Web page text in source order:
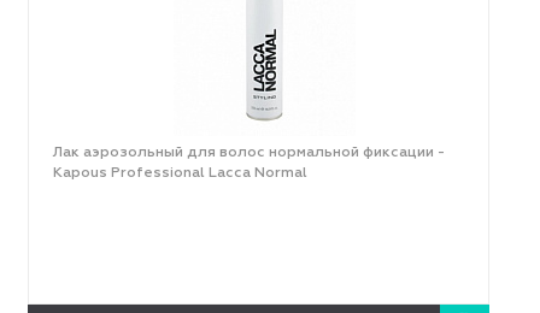
Лак аэрозольный для волос нормальной фиксации -
Kapous Professional Lacca Normal